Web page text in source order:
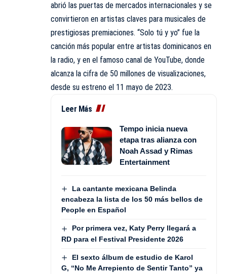
abrió las puertas de mercados internacionales y se
convirtieron en artistas claves para musicales de
prestigiosas premiaciones. “Solo tú y yo” fue la
canción más popular entre artistas dominicanos en
la radio, y en el famoso canal de YouTube, donde
alcanza la cifra de 50 millones de visualizaciones,
desde su estreno el 11 mayo de 2023.
Leer Más
Tempo inicia nueva
etapa tras alianza con
Noah Assad y Rimas
Entertainment
La cantante mexicana Belinda
encabeza la lista de los 50 más bellos de
People en Español
Por primera vez, Katy Perry llegará a
RD para el Festival Presidente 2026
El sexto álbum de estudio de Karol
G, “No Me Arrepiento de Sentir Tanto” ya